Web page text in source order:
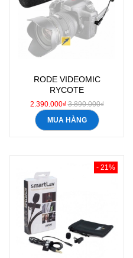
RODE VIDEOMIC
RYCOTE
2.390.000₫3.890.000₫
MUA HÀNG
- 21%